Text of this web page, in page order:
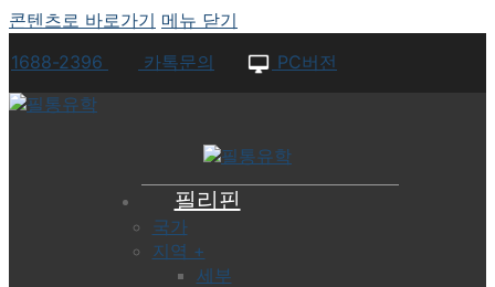
콘텐츠로 바로가기 메뉴 닫기
1688-2396
카톡문의 PC버전
필리핀
국가
지역 +
세부